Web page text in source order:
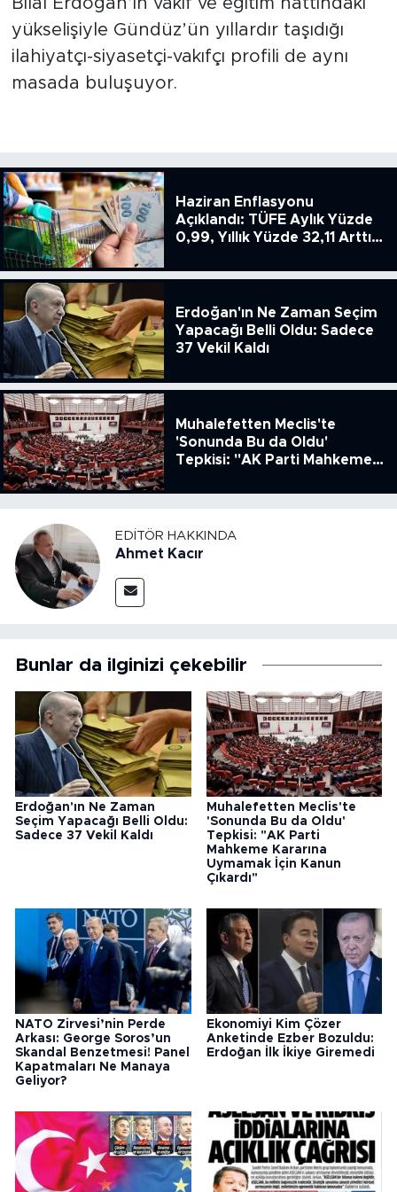
yükselişiyle Gündüz’ün yıllardır taşıdığı
ilahiyatçı-siyasetçi-vakıfçı profili de aynı
masada buluşuyor.
Haziran Enflasyonu
Açıklandı: TÜFE Aylık Yüzde
0,99, Yıllık Yüzde 32,11 Arttı,
51.49
Erdoğan'ın Ne Zaman Seçim
Yapacağı Belli Oldu: Sadece
37 Vekil Kaldı
Muhalefetten Meclis'te
'Sonunda Bu da Oldu'
Tepkisi: "AK Parti Mahkeme
Kanun Çıkardı"
EDITÖR HAKKINDA
Ahmet Kacır
Bunlar da ilginizi çekebilir
Erdoğan'ın Ne Zaman
Seçim Yapacağı Belli Oldu:
Sadece 37 Vekil Kaldı
Muhalefetten Meclis'te
'Sonunda Bu da Oldu'
Tepkisi: "AK Parti
Mahkeme Kararına
Uymamak İçin Kanun
Çıkardı"
NATO Zirvesi’nin Perde
Arkası: George Soros’un
Skandal Benzetmesi! Panel
Kapatmaları Ne Manaya
Geliyor?
Ekonomiyi Kim Çözer
Anketinde Ezber Bozuldu:
Erdoğan İlk İkiye Giremedi